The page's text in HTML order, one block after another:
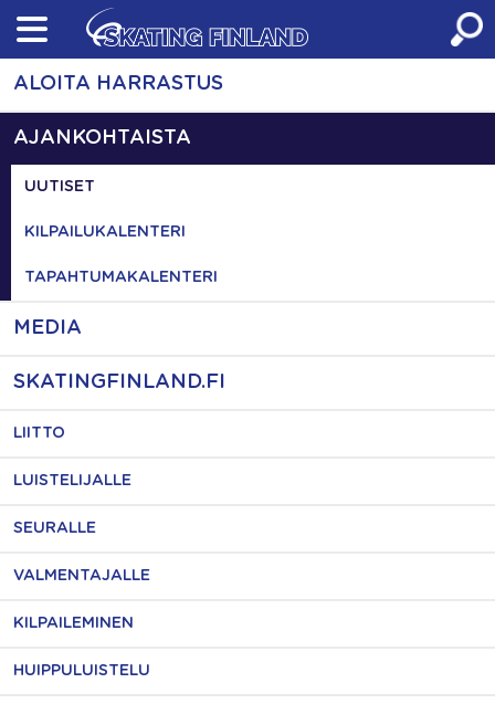
Skip
content
ALOITA HARRASTUS
AJANKOHTAISTA
UUTISET
KILPAILUKALENTERI
TAPAHTUMAKALENTERI
MEDIA
SKATINGFINLAND.FI
LIITTO
LUISTELIJALLE
SEURALLE
VALMENTAJALLE
KILPAILEMINEN
HUIPPULUISTELU